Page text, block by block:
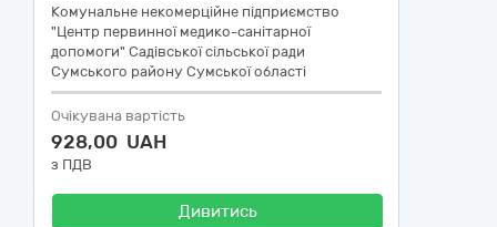
Комунальне некомерційне підприємство
"Центр первинної медико-санітарної
допомоги" Садівської сільської ради
Сумського району Сумської області
Очікувана вартість
928,00 UAH
з ПДВ
Дивитись